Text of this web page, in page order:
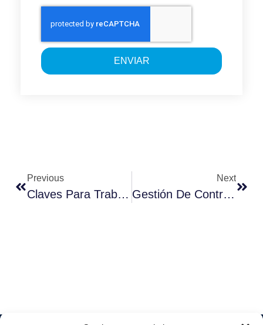
ENVIAR
Previous
Claves Para Trabajar Con Una Estrategia Agile
Next
Gestión De Control De Jornada En Tiempos De COVID-19